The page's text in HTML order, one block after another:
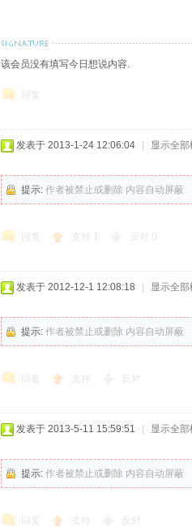
该会员没有填写今日想说内容.
回复
发表于 2013-1-24 12:06:04 显示全部
提示: 作者被禁止或删除 内容自动屏蔽
回复 支持 1 反对 0
发表于 2012-12-1 12:08:18 显示全部
提示: 作者被禁止或删除 内容自动屏蔽
回复 支持 反对
发表于 2013-5-11 15:59:51 显示全部
提示: 作者被禁止或删除 内容自动屏蔽
回复 支持 反对